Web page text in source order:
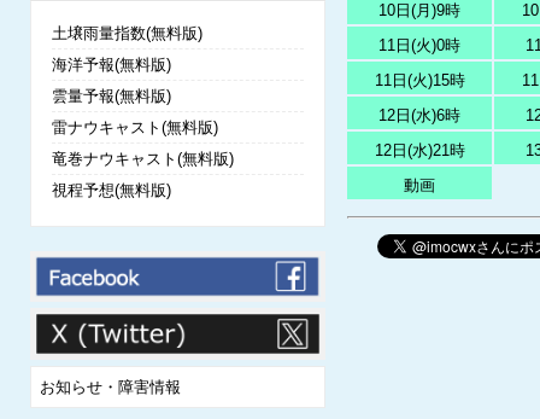
10日(月)9時
11日(火)0時
11日(火)15時
12日(水)6時
12日(水)21時
動画
土壌雨量指数(無料版)
海洋予報(無料版)
雲量予報(無料版)
雷ナウキャスト(無料版)
竜巻ナウキャスト(無料版)
視程予想(無料版)
お知らせ・障害情報